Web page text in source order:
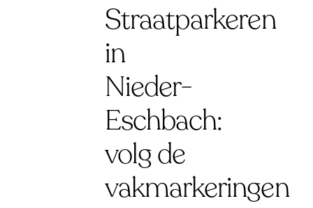
Straatparkeren
in
Nieder-
Eschbach:
volg de
vakmarkeringen